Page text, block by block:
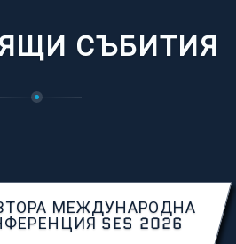
СЪБИТИЯ
МЕЖДУНАРОДНА
SES 2026